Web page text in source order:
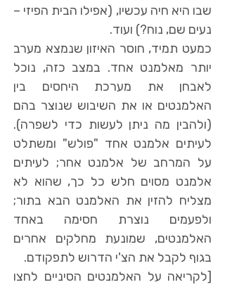
שבו היא חיה עכשיו, (אפילו הבית הפיזי –
נעים שם, נוח?) ועוד.
כמעט תמיד, חוסר האיזון שנמצא מערב
יותר מאלמנט אחד. במצב כזה, נוכל
לאבחן את מערכת היחסים בין
האלמנטים או את השיבוש שנוצר בהם
(ולהבין מה ניתן לעשות כדי לשפרה).
לעיתים אלמנט אחד "פולש" ומשתלט
על המרחב של אלמנט אחר; לעיתים
אלמנט מסוים חלש כל כך, שהוא לא
מצליח להזין את האלמנט הבא בתור;
ולפעמים נוצרת חסימה באחד
האלמנטים, שמונעת מחלקים אחרים
בגוף לקבל את הצ'י הדרוש לתפקודם.
[לקריאה על האלמנטים הסיניים לחצו